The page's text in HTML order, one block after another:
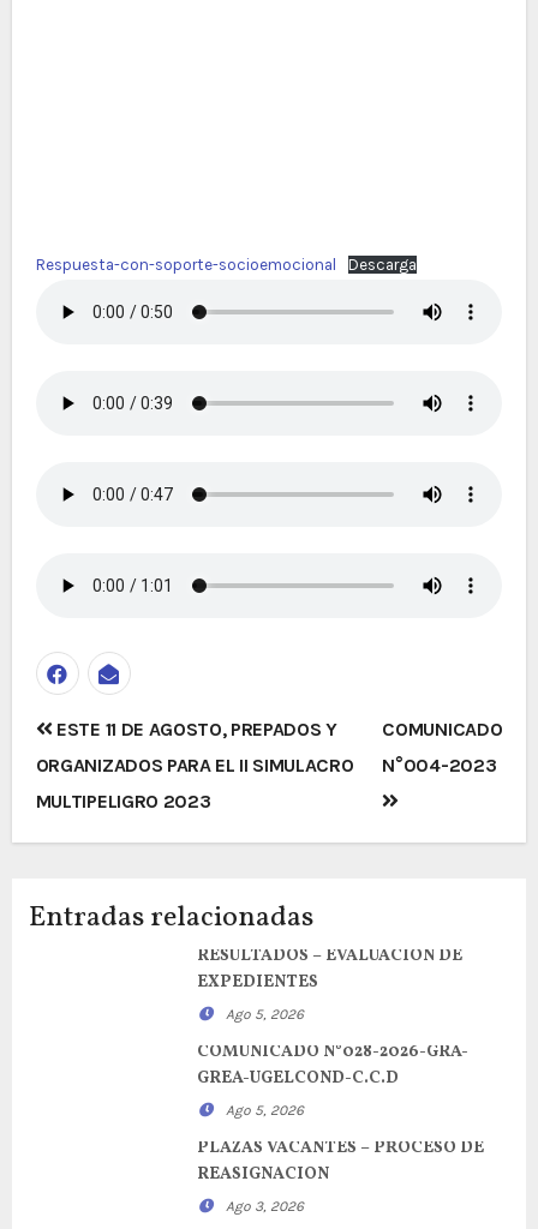
Respuesta-con-soporte-socioemocional Descarga
Navegación
de
entradas
ESTE 11 DE AGOSTO, PREPADOS Y
ORGANIZADOS PARA EL II SIMULACRO
MULTIPELIGRO 2023
COMUNICADO
N°004-2023
Entradas relacionadas
RESULTADOS – EVALUACION DE
EXPEDIENTES
Ago 5, 2026
COMUNICADO N°028-2026-GRA-
GREA-UGELCOND-C.C.D
Ago 5, 2026
PLAZAS VACANTES – PROCESO DE
REASIGNACION
Ago 3, 2026